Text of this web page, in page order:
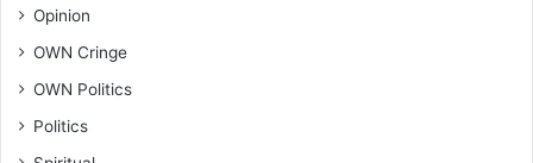
Opinion
OWN Cringe
OWN Politics
Politics